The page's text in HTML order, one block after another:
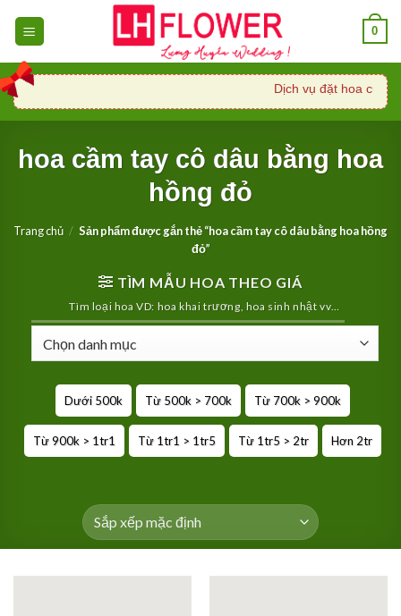
0
Dịch vụ đặt hoa cưới,
hoa cầm tay cô dâu bằng hoa
hồng đỏ
Trang chủ / Sản phẩm được gắn thẻ “hoa cầm tay cô dâu bằng hoa hồng
đỏ”
TÌM MẪU HOA THEO GIÁ
Tìm loại hoa VD: hoa khai trương, hoa sinh nhật vv…
Dưới 500k Từ 500k > 700k Từ 700k > 900k
Từ 900k > 1tr1 Từ 1tr1 > 1tr5 Từ 1tr5 > 2tr Hơn 2tr